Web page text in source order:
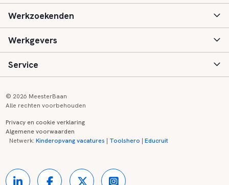
Basisonderwijs
Speciaal (basis) onderwijs
Voortgezet onderwijs
Kinderopvang
Werkzoekenden
Aanmelden
Vacatures
Zij-instroom informatie
Werkgevers
Inloggen
Registreren
Service
Onderwijs links
© 2026 MeesterBaan
Alle rechten voorbehouden
Privacy en cookie verklaring
Algemene voorwaarden
Netwerk:Kinderopvang vacatures | Toolshero |Educruit